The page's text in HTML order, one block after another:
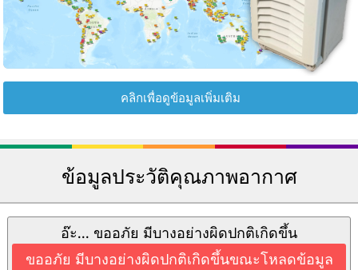
คลิกเพื่อดูข้อมูลเพิ่มเติม
ข้อมูลประวัติคุณภาพอากาศ
อ๊ะ... ขออภัย มีบางอย่างผิดปกติเกิดขึ้น
ขออภัย มีบางอย่างผิดปกติเกิดขึ้นขณะโหลดข้อมูล